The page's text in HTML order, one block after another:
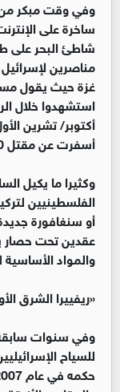
وفي وقت مبكر
ساخرة على
شاطئ البحر على
مناصرين
استشهدوا خلال
أكتوبر/ تشرين
أسفرت عن مقتل 1200 شخص.
وكثيرا ما يكيل
الفلسطينيين
أو سنغافورة
عقدين تحت حصار
والمواد الأساسية
«ريفييرا الشرق
وفي سنوات
للسياح